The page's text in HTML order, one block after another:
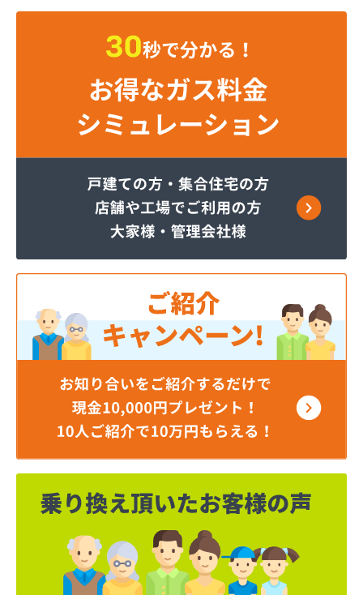
ガステックサービス株式会社 西尾営業所
ガステックサービス株式会社 尾張支店 春日井営
ガステックサービス株式会社 豊川営業所
カネテン商店
サーラプラザ蒲郡
サンダイ燃料店
ジェイエイ・トービス株式会社 名古屋営業所
ダイイチガスコム株式会社 尾張営業所
チリウヒーターサービス
ツバメガス株式会社新城営業所
ニイミガス株式会社
ニイミ産業株式会社 本部・ホームガス
ニイミ産業株式会社 ホームガス 名古屋西営業所
ニイミ産業株式会社 尾張旭営業所
ハタスビルダー株式会社 リボンガス
ひまわり農協 燃料課・プロパンガス
フジオートステーション
フジヨシ商店
フルタ鹿乗店
ます角商店
マルタケ株式会社
マルト尾関商店